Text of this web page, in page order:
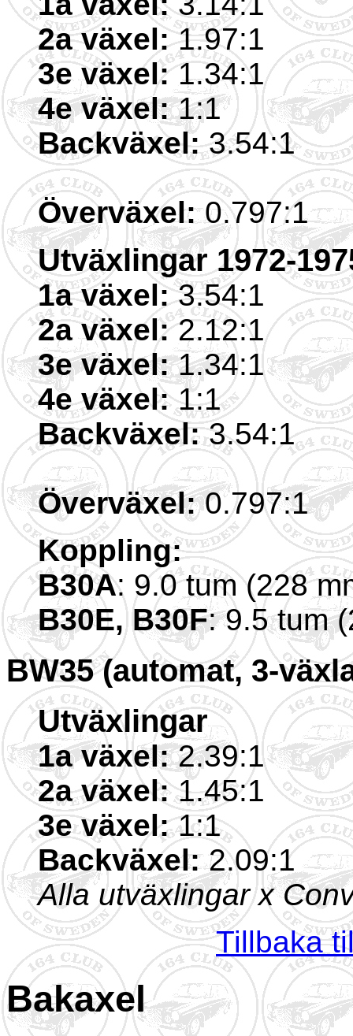
2a växel:1.97:1
3e växel:1.34:1
4e växel:1:1
Backväxel:3.54:1
Överväxel:0.797:1
Utväxlingar 1972-
1a växel:3.54:1
2a växel:2.12:1
3e växel:1.34:1
4e växel:1:1
Backväxel:3.54:1
Överväxel:0.797:1
Koppling:
B30A: 9.0 tum (228
B30E, B30F: 9.5 tum
BW35 (automat, 3-
Utväxlingar
1a växel:2.39:1
2a växel:1.45:1
3e växel:1:1
Backväxel:2.09:1
Alla utväxlingar x
Tillbaka
Bakaxel